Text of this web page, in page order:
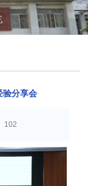
验分享会
102